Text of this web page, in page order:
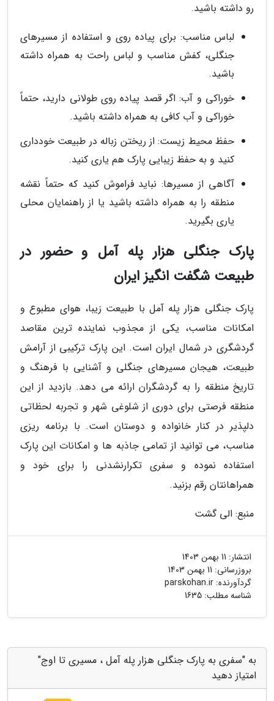
رو داشته باشید.
لباس مناسب: برای پیاده روی و استفاده از مسیرهای
جنگلی، کفش مناسب و لباس راحت به همراه داشته
باشید.
خوراکی و آب: اگر قصد پیاده روی طولانی دارید، حتماً
خوراکی و آب کافی به همراه داشته باشید.
حفظ محیط زیست: از ریختن زباله در طبیعت خودداری
کنید و به حفظ زیبایی پارک هم یاری کنید.
آگاهی از مسیرها: نباید فراموش کنید که حتماً نقشه
منطقه را به همراه داشته باشید یا از راهنمایان محلی
یاری بگیرید.
پارک جنگلی هزار پله آمل و حضور در
طبیعت شگفت انگیز ایران
پارک جنگلی هزار پله آمل با طبیعت زیبا، هوای مطبوع و
امکانات مناسب، یکی از مجذوب نماینده ترین مقاصد
گردشگری در شمال ایران است. این پارک ترکیبی از آرامش
طبیعت، هیجان مسیرهای جنگلی و آشنایی با فرهنگ و
تاریخ منطقه را به گردشگران ارائه می دهد. بازدید از این
منطقه فرصتی برای دوری از شلوغی شهر و تجربه لحظاتی
دلپذیر در کنار خانواده و دوستان است. با برنامه ریزی
مناسب، می توانید از تمامی جاذبه ها و امکانات این پارک
استفاده نموده و سفری تکرارنشدنی را برای خود و
همراهانتان رقم بزنید.
منبع: الی گشت
انتشار: 11 بهمن 1403
بروزرسانی: 11 بهمن 1403
گردآورنده: parskohan.ir
شناسه مطلب: 1635
به "سفری به پارک جنگلی هزار پله آمل ، مسیری تا اوج"
امتیاز دهید